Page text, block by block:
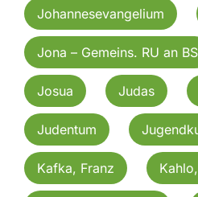
Johannesevangelium
Jona – Gemeins. RU an BS
Josua Judas
Judentum
Kafka, Franz